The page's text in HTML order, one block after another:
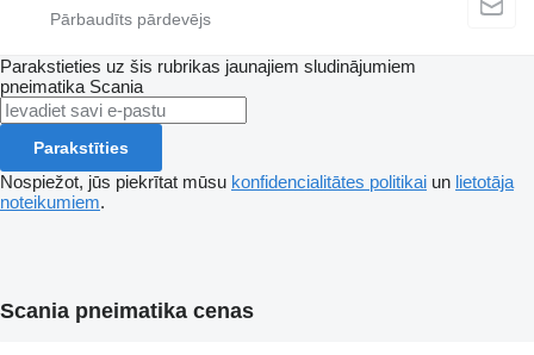
Parakstieties uz šis rubrikas jaunajiem sludinājumiem
pneimatika Scania
Parakstīties
Nospiežot, jūs piekrītat mūsu konfidencialitātes politikai un lietotāja
noteikumiem.
Scania pneimatika cenas